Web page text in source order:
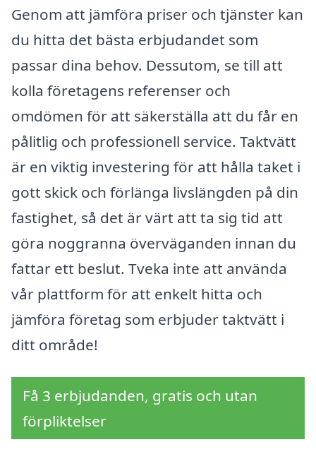
Genom att jämföra priser och tjänster kan
du hitta det bästa erbjudandet som
passar dina behov. Dessutom, se till att
kolla företagens referenser och
omdömen för att säkerställa att du får en
pålitlig och professionell service. Taktvätt
är en viktig investering för att hålla taket i
gott skick och förlänga livslängden på din
fastighet, så det är värt att ta sig tid att
göra noggranna överväganden innan du
fattar ett beslut. Tveka inte att använda
vår plattform för att enkelt hitta och
jämföra företag som erbjuder taktvätt i
ditt område!
Få 3 erbjudanden, gratis och utan
förpliktelser